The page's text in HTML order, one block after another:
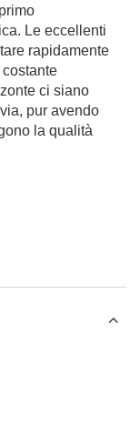
Le eccellenti
rapidamente
ci siano
pur avendo
la qualità